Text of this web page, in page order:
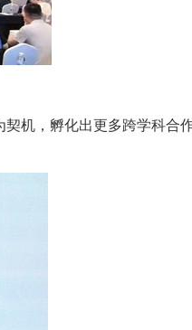
机，孵化出更多跨学科合